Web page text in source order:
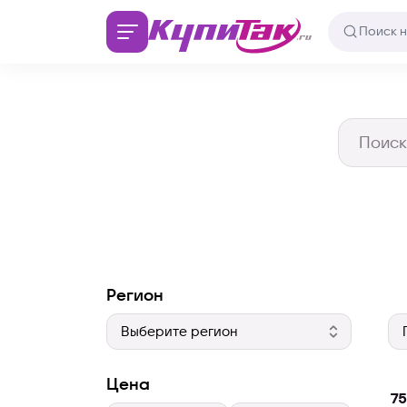
Регион
Цена